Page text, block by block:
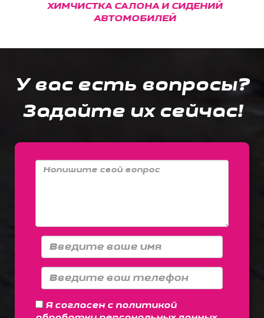
ХИМЧИСТКА САЛОНА И СИДЕНИЙ
АВТОМОБИЛЕЙ
У вас есть вопросы?
Задайте их сейчас!
Я согласен с политикой